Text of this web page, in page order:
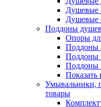
Душевые
Душевые
Поддоны
Опоры
Поддоны
Поддоны
Поддоны
Показать
Умывальники,
товары